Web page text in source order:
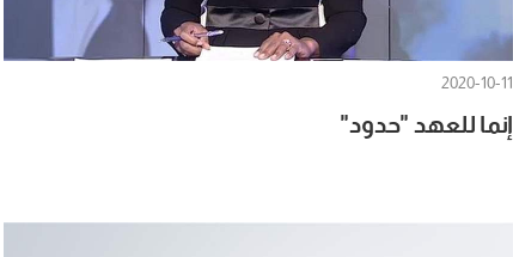
2020-10-11
إنما للعهد "حدود"